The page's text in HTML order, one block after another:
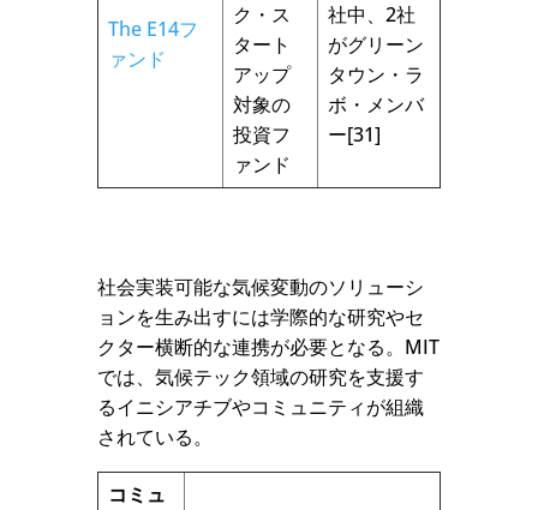
The E14フ
ァンド
ク・ス
タート
アップ
対象の
投資フ
ァンド
社中、2社
がグリーン
タウン・ラ
ボ・メンバ
ー[31]
社会実装可能な気候変動のソリューシ
ョンを生み出すには学際的な研究やセ
クター横断的な連携が必要となる。MIT
では、気候テック領域の研究を支援す
るイニシアチブやコミュニティが組織
されている。
コミュ